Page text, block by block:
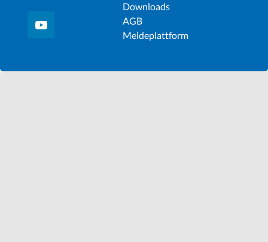
Downloads
AGB
Meldeplattform